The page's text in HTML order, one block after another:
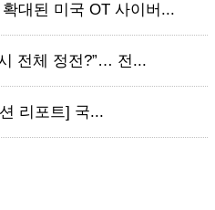
대된 미국 OT 사이버...
전체 정전?”… 전...
리포트] 국...